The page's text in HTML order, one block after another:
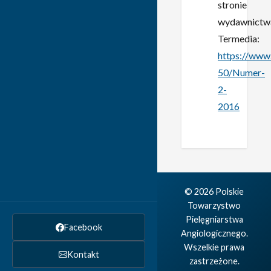
Facebook
Kontakt
stronie
Termedia:
https://
50/Numer-
2-
2016
© 2026 Polskie
Towarzystwo
Pielęgniarstwa
Angiologicznego.
Wszelkie prawa
zastrzeżone.